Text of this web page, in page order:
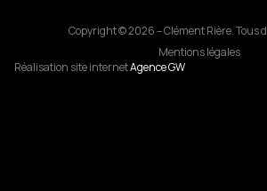
Copyright © 2026 – Clément Rière. Tous
Mentions légales
Réalisation site internetAgence GW